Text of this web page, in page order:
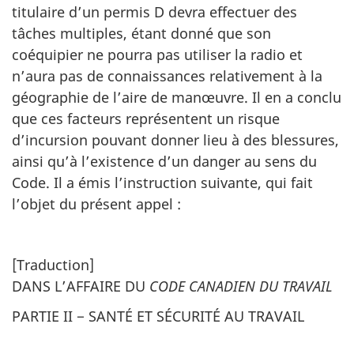
titulaire d’un permis D devra effectuer des
tâches multiples, étant donné que son
coéquipier ne pourra pas utiliser la radio et
n’aura pas de connaissances relativement à la
géographie de l’aire de manœuvre. Il en a conclu
que ces facteurs représentent un risque
d’incursion pouvant donner lieu à des blessures,
ainsi qu’à l’existence d’un danger au sens du
Code. Il a émis l’instruction suivante, qui fait
l’objet du présent appel :
[Traduction]
DANS L’AFFAIRE DU CODE CANADIEN DU TRAVAIL
PARTIE II − SANTÉ ET SÉCURITÉ AU TRAVAIL